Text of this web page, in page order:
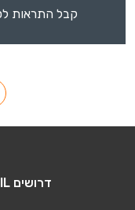
קבל התראות
דרושים IL אתר הדרושים של ישראל